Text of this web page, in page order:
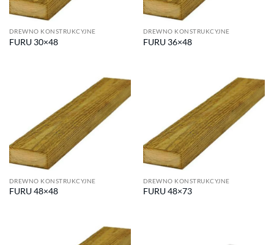
DREWNO KONSTRUKCYJNE
FURU 30×48
DREWNO KONSTRUKCYJNE
FURU 36×48
DREWNO KONSTRUKCYJNE
FURU 48×48
DREWNO KONSTRUKCYJNE
FURU 48×73